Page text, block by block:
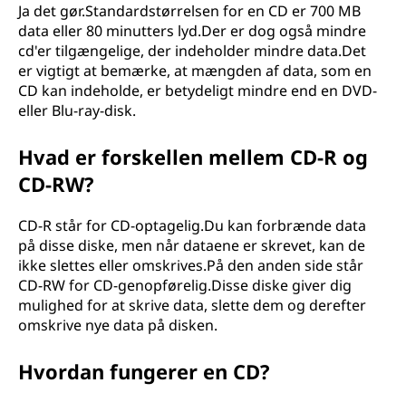
Ja det gør.Standardstørrelsen for en CD er 700 MB
data eller 80 minutters lyd.Der er dog også mindre
cd'er tilgængelige, der indeholder mindre data.Det
er vigtigt at bemærke, at mængden af data, som en
CD kan indeholde, er betydeligt mindre end en DVD-
eller Blu-ray-disk.
Hvad er forskellen mellem CD-R og
CD-RW?
CD-R står for CD-optagelig.Du kan forbrænde data
på disse diske, men når dataene er skrevet, kan de
ikke slettes eller omskrives.På den anden side står
CD-RW for CD-genopførelig.Disse diske giver dig
mulighed for at skrive data, slette dem og derefter
omskrive nye data på disken.
Hvordan fungerer en CD?